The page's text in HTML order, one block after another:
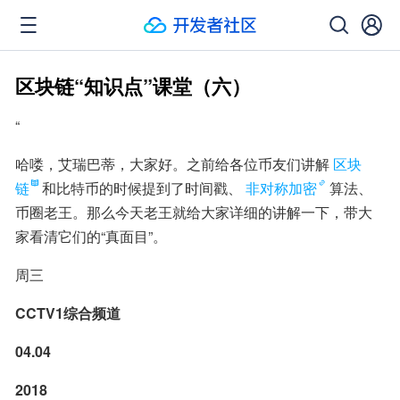
区块链“知识点”课堂（六）
“
哈喽，艾瑞巴蒂，大家好。之前给各位币友们讲解 区块
链
和比特币的时候提到了时间戳、 非对称加密
算法、
币圈老王。那么今天老王就给大家详细的讲解一下，带大
家看清它们的“真面目”。
周三
CCTV1综合频道
04.04
2018